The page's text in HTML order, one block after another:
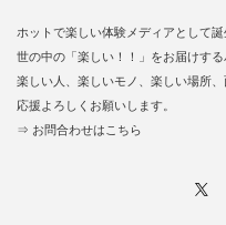
ホットで楽しい体験メディアとして誕
世の中の「楽しい！！」をお届けする
楽しい人、楽しいモノ、楽しい場所
応援よろしくお願いします。
⇒ お問合わせはこちら
RSS